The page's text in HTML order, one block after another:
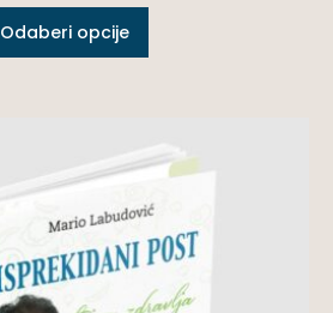
Odaberi opcije